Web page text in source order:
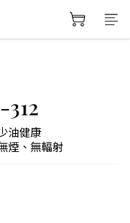
油健康
煙、無輻射